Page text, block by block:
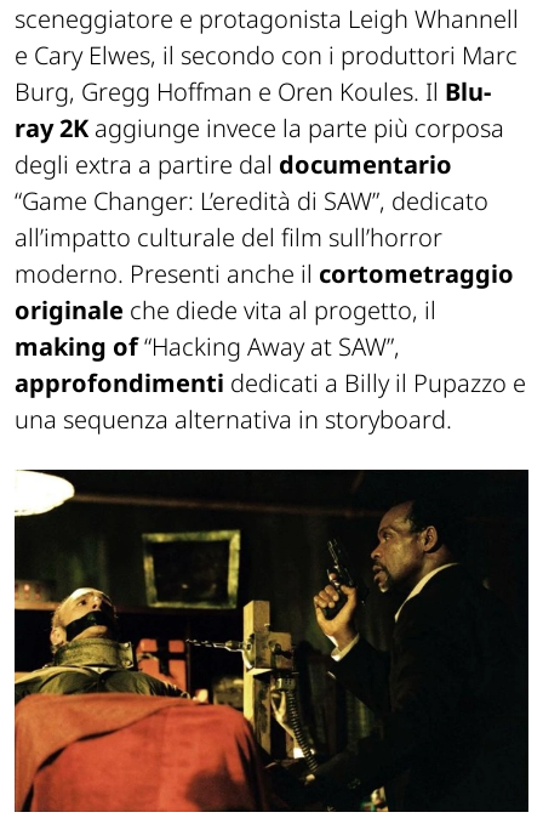
sceneggiatore e protagonista Leigh Whannell
e Cary Elwes, il secondo con i produttori Marc
Burg, Gregg Hoffman e Oren Koules. Il Blu-
ray 2K aggiunge invece la parte più corposa
degli extra a partire dal documentario
“Game Changer: L’eredità di SAW”, dedicato
all’impatto culturale del film sull’horror
moderno. Presenti anche il cortometraggio
originale che diede vita al progetto, il
making of“Hacking Away at SAW”,
approfondimenti dedicati a Billy il Pupazzo e
una sequenza alternativa in storyboard.